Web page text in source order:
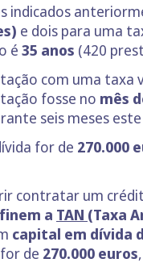
indicados
e dois para uma
é 35 anos (420
com uma taxa
fosse no mês
seis meses
for de 270.000
contratar um
a TAN (Taxa
capital em dívida
de 270.000 euros